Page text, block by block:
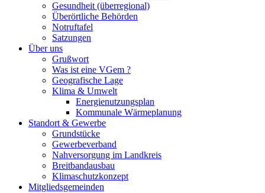
Gesundheit (überregional)
Überörtliche Behörden
Notruftafel
Satzungen
Über uns
Grußwort
Was ist eine VGem ?
Geografische Lage
Klima & Umwelt
Energienutzungsplan
Kommunale Wärmeplanung
Standort & Gewerbe
Grundstücke
Gewerbeverband
Nahversorgung im Landkreis
Breitbandausbau
Klimaschutzkonzept
Mitgliedsgemeinden